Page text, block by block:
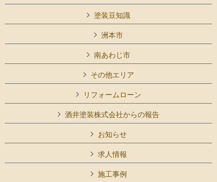
塗装豆知識
洲本市
南あわじ市
その他エリア
リフォームローン
酒井塗装株式会社からの報告
お知らせ
求人情報
施工事例